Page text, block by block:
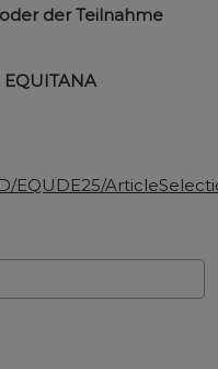
der Teilnahme
EQUDE25/